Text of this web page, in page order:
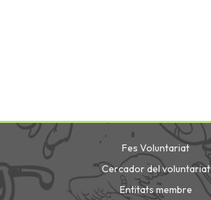
Fes Voluntariat
Cercador del voluntariat
Entitats membre